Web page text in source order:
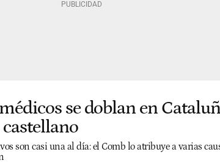
se doblan en
son casi una al día: el Comb lo atribuye a varias